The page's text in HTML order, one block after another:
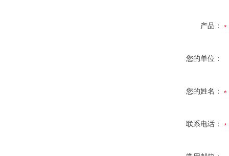
产品：
您的单位：
您的姓名：
联系电话：